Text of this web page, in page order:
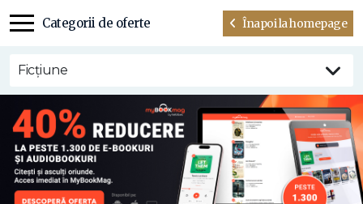
Categorii de oferte Înapoi la homepage
Ficțiune